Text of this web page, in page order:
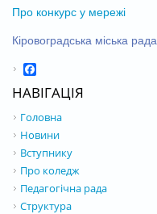
Про конкурс у мережі
Кіровоградська міська рада
НАВІГАЦІЯ
Головна
Новини
Вступнику
Про коледж
Педагогічна рада
Структура